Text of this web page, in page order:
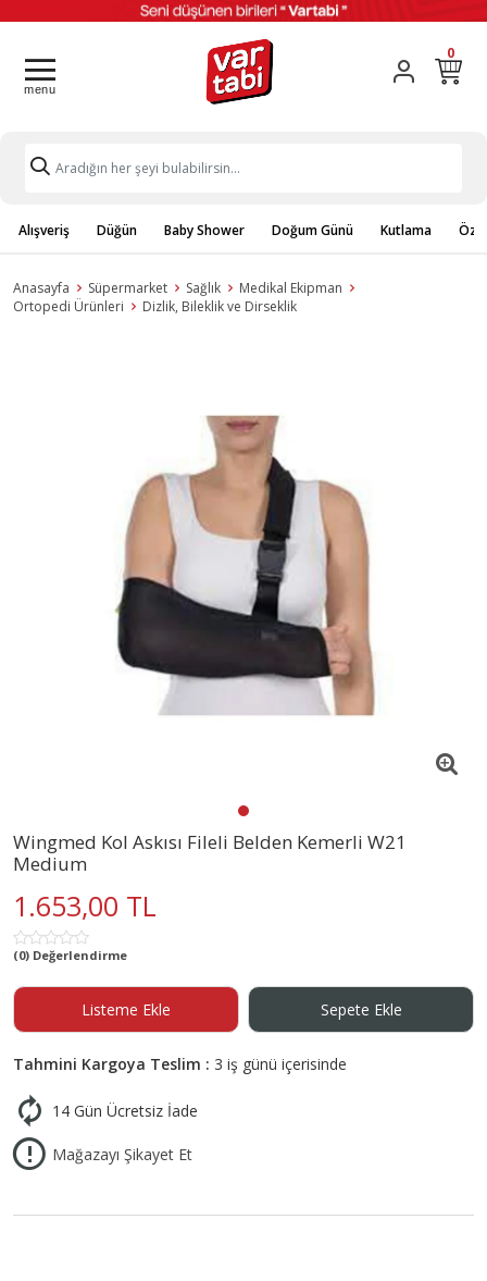
0
Alışveriş Düğün Baby Shower Doğum Günü Kutlama
Anasayfa Süpermarket Sağlık
Medikal Ekipman
Ortopedi Ürünleri
Dizlik, Bileklik ve Dirseklik
Wingmed Kol Askısı Fileli Belden Kemerli W21
Medium
1.653,00 TL
(0) Değerlendirme
Listeme Ekle Sepete Ekle
Tahmini Kargoya Teslim : 3 iş günü içerisinde
14 Gün Ücretsiz İade
Mağazayı Şikayet Et